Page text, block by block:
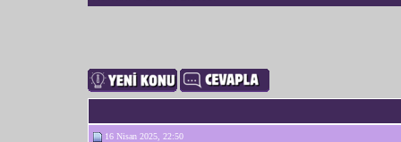
16 Nisan 2025, 22:50